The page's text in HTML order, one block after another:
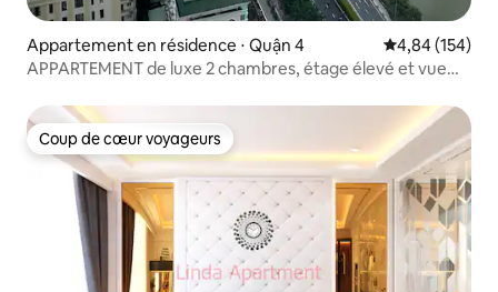
Appartement en résidence ⋅ Quận 4 Évaluation
4,84 (154)
APPARTEMENT de luxe 2 chambres, étage élevé et vue
Coup de cœur voyageurs
Coup de cœur voyageurs